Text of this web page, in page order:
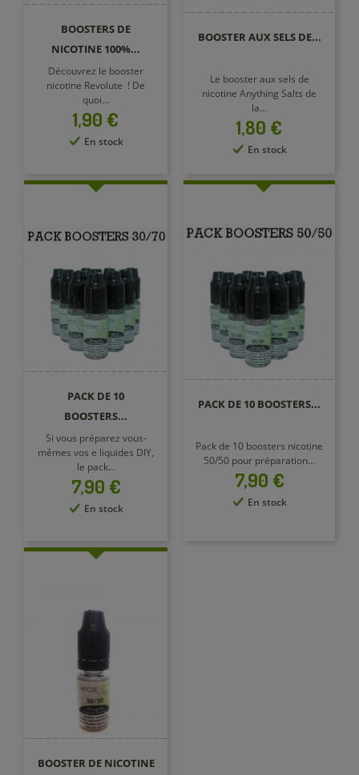
BOOSTERS DE
NICOTINE 100%...
Découvrez le booster
nicotine Revolute ! De
quoi...
Prix
1,90 €
En stock
BOOSTER AUX SELS DE...
Le booster aux sels de
nicotine Anything Salts de
la...
Prix
1,80 €
En stock
PACK DE 10
BOOSTERS...
Si vous préparez vous-
mêmes vos e liquides DIY,
le pack...
Prix
7,90 €
En stock
PACK DE 10 BOOSTERS...
Pack de 10 boosters nicotine
50/50 pour préparation...
Prix
7,90 €
En stock
BOOSTER DE NICOTINE